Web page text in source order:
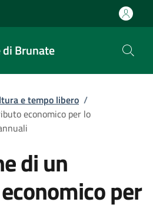
di Brunate
e tempo libero /
economico per lo
di un
per